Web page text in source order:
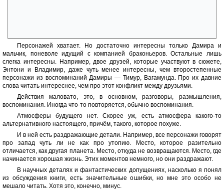
Персонажей хватает. Но достаточно интересны только Дамира и
мальчик, поневоле идущий с компанией браконьеров. Остальные лишь
слегка интересны. Например, двое друзей, которые участвуют в сюжете,
Энтони и Владимир, даже чуть менее интересны, чем второстепенные
персонажи из воспоминаний Дамиры — Тимур, Вагамунда. Про их давние
слова читать интереснее, чем про этот конфликт между друзьями.
Действия маловато, это, в основном, разговоры, размышления,
воспоминания. Иногда что-то повторяется, обычно воспоминания.
Атмосферы будущего нет. Скорее уж, есть атмосфера какого-то
альтернативного настоящего, причём, такого, которое похуже.
И в ней есть раздражающие детали. Например, все персонажи говорят
про запад чуть ли не как про утопию. Место, которое разительно
отличается, как другая планета. Место, откуда не возвращаются. Место, где
начинается хорошая жизнь. Этих моментов немного, но они раздражают.
В научных деталях и фантастических допущениях, насколько я понял
из обсуждения книги, есть значительные ошибки, но мне это особо не
мешало читать. Хотя это, конечно, минус.